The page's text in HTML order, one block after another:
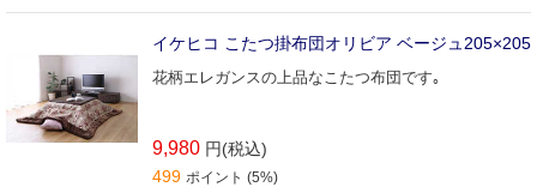
イケヒコ こたつ掛布団オリビア ベージュ205×205
花柄エレガンスの上品なこたつ布団です｡
9,980 円(税込)
499 ポイント (5%)